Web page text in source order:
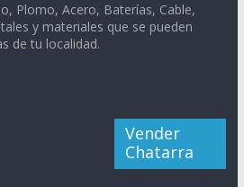
Plomo, Acero, Baterías, Cable,
y materiales que se pueden
de tu localidad.
Vender
Chatarra